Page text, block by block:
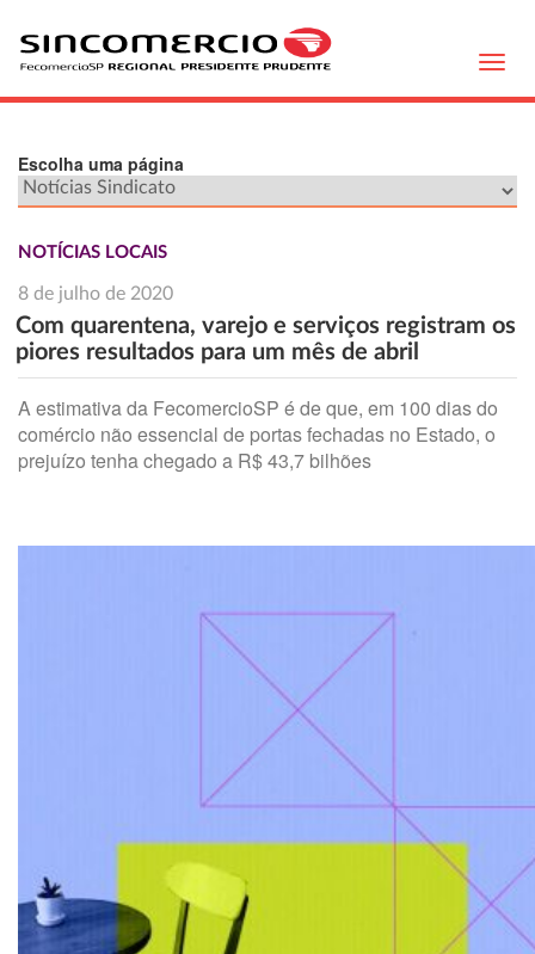
Escolha uma página
NOTÍCIAS LOCAIS
8 de julho de 2020
Com quarentena, varejo e serviços registram os
piores resultados para um mês de abril
A estimativa da FecomercioSP é de que, em 100 dias do
comércio não essencial de portas fechadas no Estado, o
prejuízo tenha chegado a R$ 43,7 bilhões